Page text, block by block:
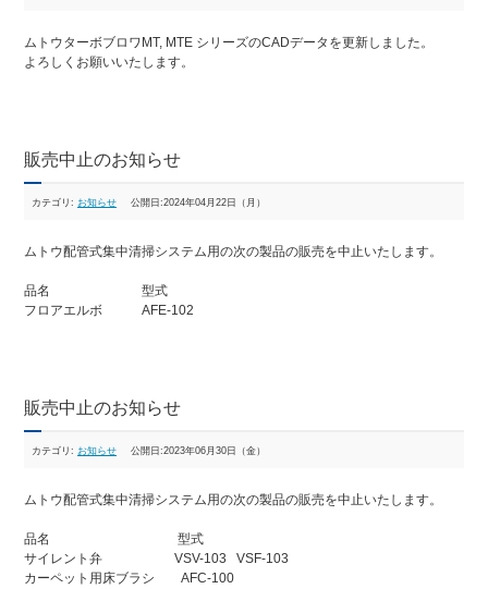
ムトウターボブロワMT, MTE シリーズのCADデータを更新しました。
よろしくお願いいたします。
販売中止のお知らせ
カテゴリ: お知らせ 公開日:2024年04月22日（月）
ムトウ配管式集中清掃システム用の次の製品の販売を中止いたします。
品名 型式
フロアエルボ AFE-102
販売中止のお知らせ
カテゴリ: お知らせ 公開日:2023年06月30日（金）
ムトウ配管式集中清掃システム用の次の製品の販売を中止いたします。
品名 型式
サイレント弁 VSV-103 VSF-103
カーペット用床ブラシ AFC-100